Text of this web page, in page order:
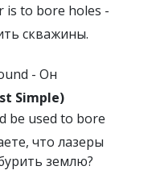
is to bore holes -
скважины.
- Он
Simple)
be used to bore
что лазеры
землю?